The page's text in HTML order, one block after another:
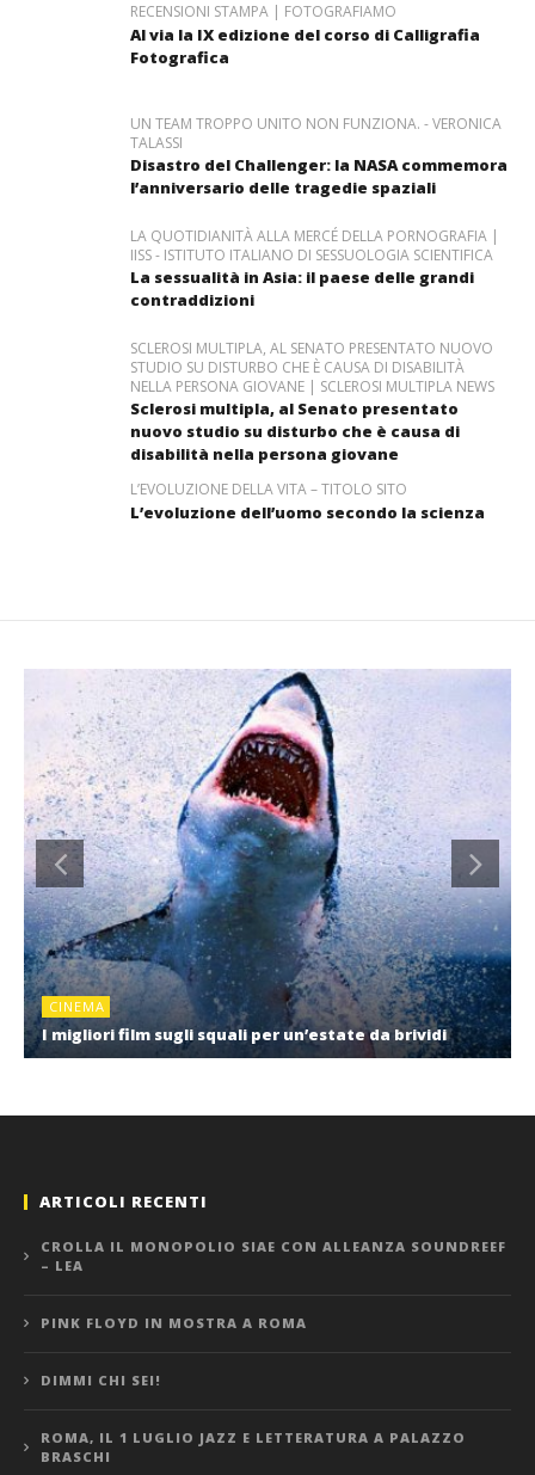
RECENSIONI STAMPA | FOTOGRAFIAMO
Al via la IX edizione del corso di Calligrafia
Fotografica
UN TEAM TROPPO UNITO NON FUNZIONA. - VERONICA
TALASSI
Disastro del Challenger: la NASA commemora
l’anniversario delle tragedie spaziali
LA QUOTIDIANITÀ ALLA MERCÉ DELLA PORNOGRAFIA |
IISS - ISTITUTO ITALIANO DI SESSUOLOGIA SCIENTIFICA
La sessualità in Asia: il paese delle grandi
contraddizioni
SCLEROSI MULTIPLA, AL SENATO PRESENTATO NUOVO
STUDIO SU DISTURBO CHE È CAUSA DI DISABILITÀ
NELLA PERSONA GIOVANE | SCLEROSI MULTIPLA NEWS
Sclerosi multipla, al Senato presentato
nuovo studio su disturbo che è causa di
disabilità nella persona giovane
L’EVOLUZIONE DELLA VITA – TITOLO SITO
L’evoluzione dell’uomo secondo la scienza
CINEMA
I migliori film sugli squali per un’estate da brividi
ARTICOLI RECENTI
CROLLA IL MONOPOLIO SIAE CON ALLEANZA SOUNDREEF
– LEA
PINK FLOYD IN MOSTRA A ROMA
DIMMI CHI SEI!
ROMA, IL 1 LUGLIO JAZZ E LETTERATURA A PALAZZO
BRASCHI